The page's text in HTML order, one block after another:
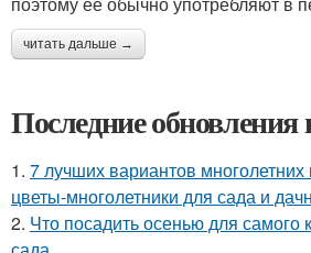
читать дальше →
Последние обновления
1. 7 лучших вариантов
цветы-многолетники для сада и
2. Что посадить осенью для самого